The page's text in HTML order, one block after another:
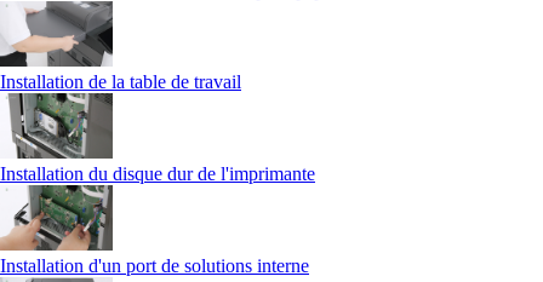
Installation de la table de travail
Installation du disque dur de l'imprimante
Installation d'un port de solutions interne